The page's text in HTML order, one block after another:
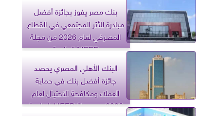
بنك مصر يفوز بجائزة أفضل
مبادرة للأثر المجتمعي في القطاع
المصرفي لعام 2026 من مجلة
MEED العالمية
البنك الأهلي المصري يحصد
جائزة أفضل بنك في حماية
العملاء ومكافحة الاحتيال لعام
2026 من مجلة MEED العالمية